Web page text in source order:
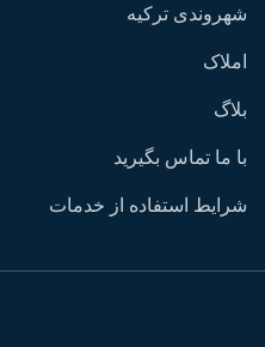
شهروندی ترکیه
املاک
بلاگ
با ما تماس بگیرید
شرایط استفاده از خدمات